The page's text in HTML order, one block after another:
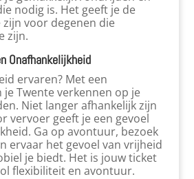
nodig is. Het geeft je de
voor degenen die
zijn.
Onafhankelijkheid
ervaren? Met een
Twente verkennen op je
Niet langer afhankelijk zijn
vervoer geeft je een gevoel
Ga op avontuur, bezoek
ervaar het gevoel van vrijheid
je biedt. Het is jouw ticket
flexibiliteit en avontuur.